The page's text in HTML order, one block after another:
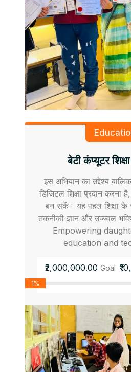
बेटी कंप्यूटर
इस अभियान का उद्देश्य
डिजिटल शिक्षा प्रदान करना
बन सकें। यह पहल शिक्षा के
तकनीकी ज्ञान और उज्ज्वल
Empowering
education and
₹2,000,000.00 Goal
1%